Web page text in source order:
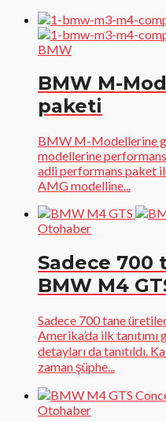
BMW
BMW M-
paketi
BMW M-Modellerine
modellerine
adli performans paket
AMG modelline...
Otohaber
Sadece
BMW M4
Sadece 700 tane
Amerika’da ilk
detayları da tanıtıldı.
zaman şüphe...
Otohaber